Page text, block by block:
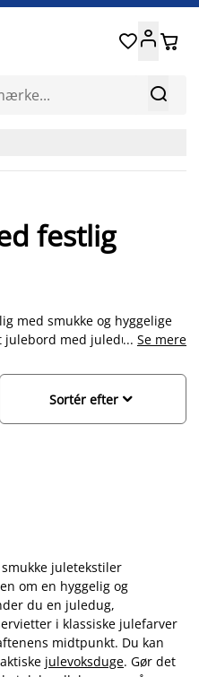

 
festlig
med smukke og hyggelige
julebord med juledug,
en varm velkomst med
hygge i sofaen med
... Se mere

Sortér efter
juletekstiler
om en hyggelig og
du en juledug,
i klassiske julefarver
midtpunkt. Du kan
julevoksduge. Gør det